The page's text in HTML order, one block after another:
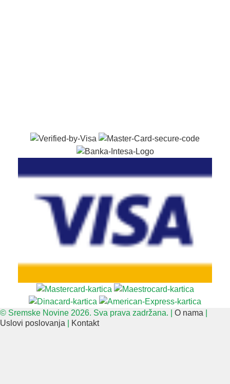
© Sremske Novine 2026. Sva prava zadržana. | O nama
Uslovi poslovanja
Kontakt